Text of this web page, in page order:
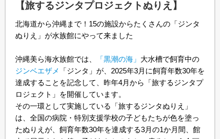
【旅するジンタプロジェクトぬりえ】
北海道から沖縄まで！15の施設からたくさんの「ジンタ
ぬりえ」が水族館にやって来ました
沖縄美ら海水族館では、 「黒潮の海」 大水槽で飼育中の
ジンベエザメ
「ジンタ」が、2025年3月に飼育年数30年を
達成することを記念して、昨年4月から「旅するジンタプ
ロジェクト」を開催しています。
その一環として実施している「旅するジンタぬりえ」
は、全国の病院・特別支援学校の子どもたちが色を塗っ
たぬりえが、飼育年数30年を達成する3月の1か月間、館